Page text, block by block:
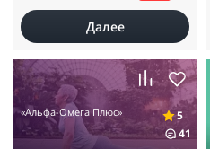
Далее
«Альфа-Омега Плюс»
5
41